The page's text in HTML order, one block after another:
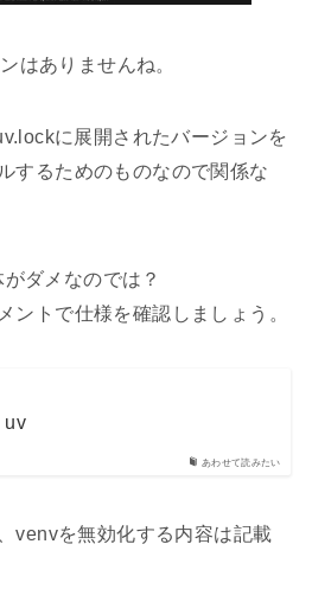
はありませんね。
に展開されたバージョンを
するためのものなので関係な
ダメなのでは？
ントで仕様を確認しましょう。
あわせて読みたい
uv
venvを無効化する内容は記載